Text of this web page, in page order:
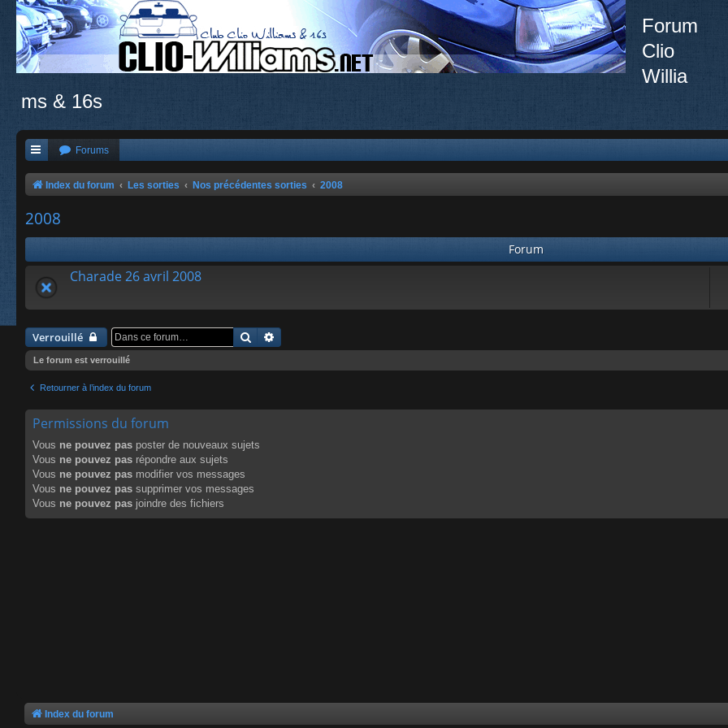
Forum
Clio
Willia
ms & 16s
Forums
Index du forum Les sorties Nos précédentes sorties 2008
2008
Forum
Charade 26 avril 2008
Verrouillé Rechercher
Le forum est verrouillé
Retourner à l’index du forum
Permissions du forum
Vous ne pouvez pas poster de nouveaux sujets
Vous ne pouvez pas répondre aux sujets
Vous ne pouvez pas modifier vos messages
Vous ne pouvez pas supprimer vos messages
Vous ne pouvez pas joindre des fichiers
Index du forum